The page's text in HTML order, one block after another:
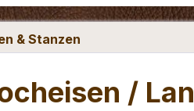
& Stanzen
/